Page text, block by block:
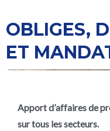
OBLIGES,
ET
Apport d’affaires de
sur tous les secteurs.